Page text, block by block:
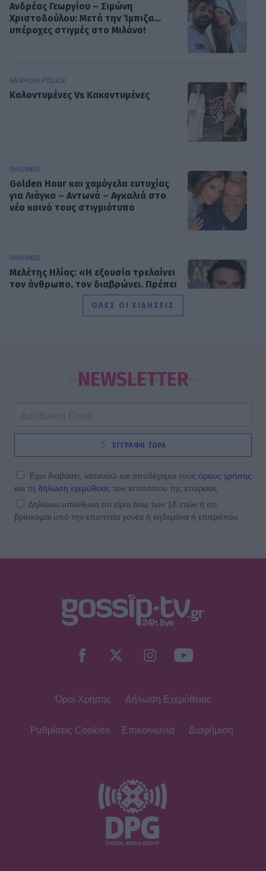
Ανδρέας Γεωργίου – Σιμώνη
Χριστοδούλου: Μετά την Ίμπιζα...
υπέροχες στιγμές στο Μιλάνο!
FASHION POLICE
Καλοντυμένες Vs Κακοντυμένες
SHOWBIZ
Golden Hour και χαμόγελα ευτυχίας
για Λιάγκα – Αντωνά – Aγκαλιά στο
νέο κοινό τους στιγμιότυπο
SHOWBIZ
Mελέτης Ηλίας: «Η εξουσία τρελαίνει
τον άνθρωπο, τον διαβρώνει. Πρέπει
να τη διαχειρίζεσαι σοφά»
summer look στο Φισκάρδο – Το
γεύμα με τον Μάκη & την παρέα της
SHOWBIZ
Σκέτη σταρ! «Πες κάτι στο κοινό
Θεοδωρίδου με την σικ μαμά της
SHOWBIZ
Αγνώριστη η Έλενα Χριστοφή για
Ελιάς» στο «Αντώνιος και
πρεμιέρα Το Χαμογέλα και πάλι;
6 Αυγούστου 1999: Η ημέρα που
«σίγησε» η μεγάλη κυρία του λαϊκού,
ΟΛΕΣ ΟΙ ΕΙΔΗΣΕΙΣ
NEWSLETTER
ΕΓΓΡΑΦΗ ΤΩΡΑ
Έχω διαβάσει, κατανοώ και αποδέχομαι τους όρους χρήσης
και τη δήλωση εχεμύθειας του ιστοτόπου της εταιρείας
Δηλώνω υπεύθυνα ότι είμαι άνω των 18 ετών ή ότι
βρίσκομαι υπό την εποπτεία γονέα ή κηδεμόνα ή επιτρόπου
Όροι Χρήσης Δήλωση Εχεμύθειας
Ρυθμίσεις Cookies Επικοινωνία Διαφήμιση